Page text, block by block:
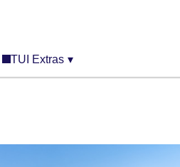
TUI Extras ▾